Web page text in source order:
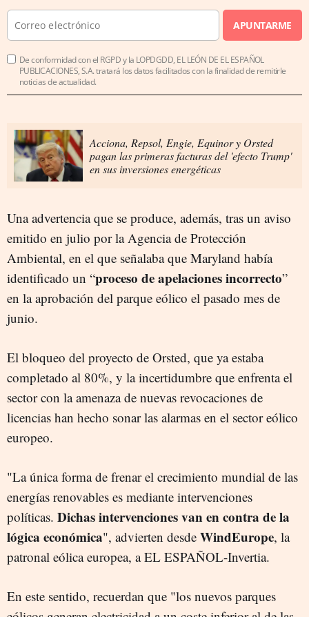
APUNTARME
De conformidad con el RGPD y la LOPDGDD, EL LEÓN DE EL ESPAÑOL
PUBLICACIONES, S.A. tratará los datos facilitados con la finalidad de remitirle
noticias de actualidad.
Acciona, Repsol, Engie, Equinor y Orsted
pagan las primeras facturas del 'efecto Trump'
en sus inversiones energéticas
Una advertencia que se produce, además, tras un aviso
emitido en julio por la Agencia de Protección
Ambiental, en el que señalaba que Maryland había
identificado un “proceso de apelaciones incorrecto”
en la aprobación del parque eólico el pasado mes de
junio.
El bloqueo del proyecto de Orsted, que ya estaba
completado al 80%, y la incertidumbre que enfrenta el
sector con la amenaza de nuevas revocaciones de
licencias han hecho sonar las alarmas en el sector eólico
europeo.
"La única forma de frenar el crecimiento mundial de las
energías renovables es mediante intervenciones
políticas. Dichas intervenciones van en contra de la
lógica económica", advierten desde WindEurope, la
patronal eólica europea, a EL ESPAÑOL-Invertia.
En este sentido, recuerdan que "los nuevos parques